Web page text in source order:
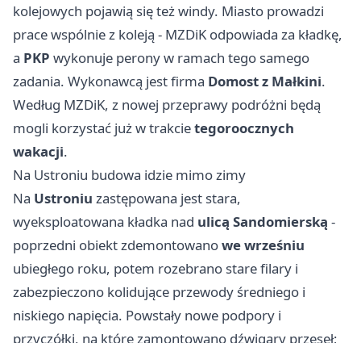
kolejowych pojawią się też windy. Miasto prowadzi
prace wspólnie z koleją - MZDiK odpowiada za kładkę,
a PKP wykonuje perony w ramach tego samego
zadania. Wykonawcą jest firma Domost z Małkini.
Według MZDiK, z nowej przeprawy podróżni będą
mogli korzystać już w trakcietegoroocznych
wakacji.
Na Ustroniu budowa idzie mimo zimy
Na Ustroniu zastępowana jest stara,
wyeksploatowana kładka nad ulicą Sandomierską -
poprzedni obiekt zdemontowanowe wrześniu
ubiegłego roku, potem rozebrano stare filary i
zabezpieczono kolidujące przewody średniego i
niskiego napięcia. Powstały nowe podpory i
przyczółki, na które zamontowano dźwigary przęseł;